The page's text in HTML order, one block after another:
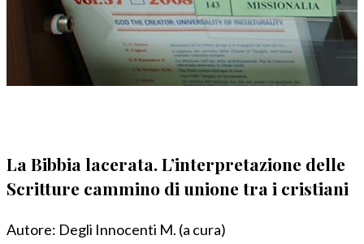
La Bibbia lacerata. L’interpretazione delle
Scritture cammino di unione tra i cristiani
Autore: Degli Innocenti M. (a cura)